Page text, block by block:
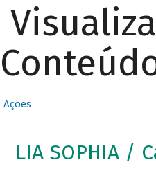
Ações
LIA SOPHIA /